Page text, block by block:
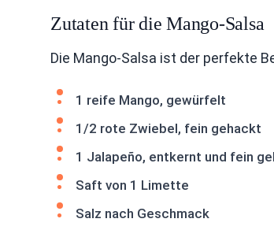
Zutaten für die Mango-Salsa
Die Mango-Salsa ist der perfekte
1 reife Mango, gewürfelt
1/2 rote Zwiebel, fein gehackt
1 Jalapeño, entkernt und fein
Saft von 1 Limette
Salz nach Geschmack